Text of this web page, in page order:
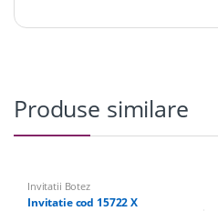
Produse similare
Invitatii Botez
Invitatie cod 15722 X